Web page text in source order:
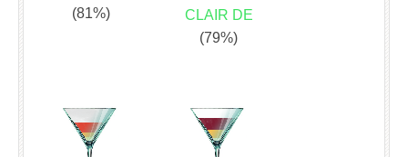
(81%)
CLAIR DE
(79%)